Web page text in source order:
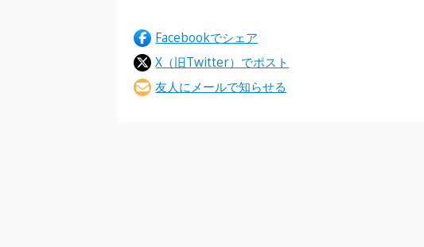
Facebookでシェア
X（旧Twitter）でポスト
友人にメールで知らせる